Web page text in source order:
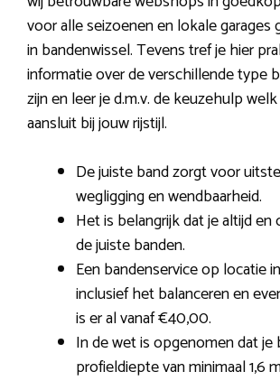
voor alle seizoenen en lokale garages
in bandenwissel. Tevens tref je hier
informatie over de verschillende type
zijn en leer je d.m.v. de keuzehulp
aansluit bij jouw rijstijl.
De juiste band zorgt voor
wegligging en wendbaarheid.
Het is belangrijk dat je altijd
de juiste banden.
Een bandenservice op locatie
inclusief het balanceren en
is er al vanaf €40,00.
In de wet is opgenomen dat je
profieldiepte van minimaal 1,6